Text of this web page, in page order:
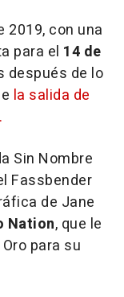
2019, con una
para el 14 de
después de lo
la salida de
Sin Nombre
Fassbender
de Jane
Nation, que le
para su